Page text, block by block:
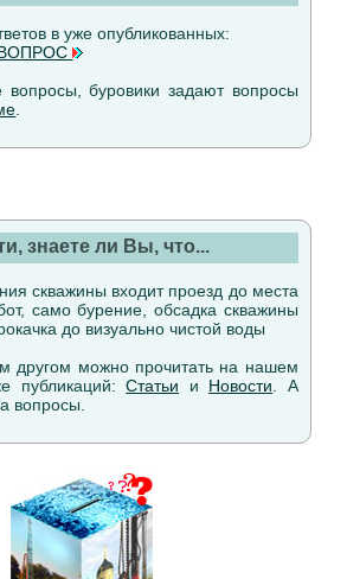
в уже опубликованных:
вопросы, буровики задают вопросы
знаете ли Вы, что...
скважины входит проезд до места
само бурение, обсадка скважины
до визуально чистой воды
другом можно прочитать на нашем
публикаций:Статьи и Новости . А
вопросы.